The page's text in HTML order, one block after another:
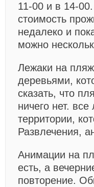
11-00 и в 14-
стоимость
недалеко и
можно
Лежаки на
деревьями,
сказать, что
ничего нет.
территории,
Развлечения,
Анимации на
есть, а
повторение.